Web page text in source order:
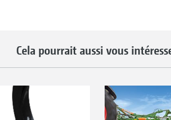
Cela pourrait aussi vous